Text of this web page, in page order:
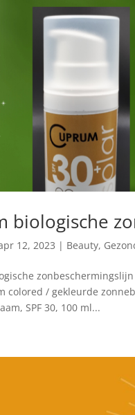
biologische
12, 2023 | Beauty,
colored / gekleurde
SPF 30, 100 ml...